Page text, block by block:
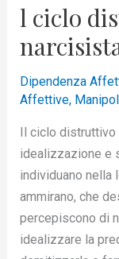
l ciclo
Dipendenza
Affettive,
Il ciclo distruttivo
idealizzazione e
individuano nella
ammirano, che
percepiscono di
idealizzare la